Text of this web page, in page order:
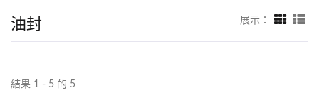
油封 展示：
結果 1 - 5 的 5